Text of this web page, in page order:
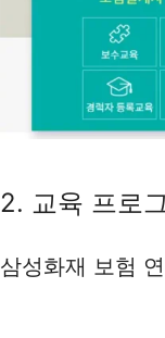
2. 교육 프로
삼성화재 보험